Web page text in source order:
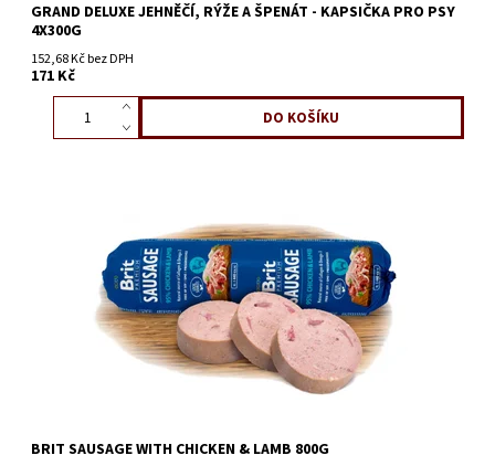
GRAND DELUXE JEHNĚČÍ, RÝŽE A ŠPENÁT - KAPSIČKA PRO PSY
4X300G
152,68 Kč bez DPH
171 Kč
BRIT SAUSAGE WITH CHICKEN & LAMB 800G